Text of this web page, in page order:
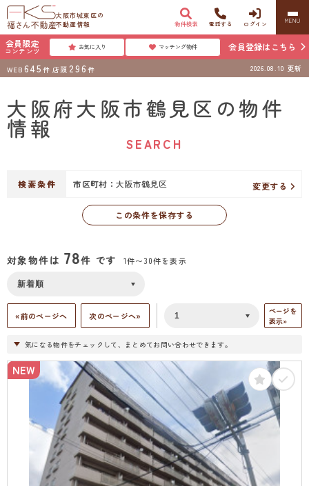
大阪市城東区の
不動産情報
物件検索 電話する ログイン MENU
会員限定
コンテンツ お気に入り マッチング物件 会員登録はこちら
WEB 645 件 店頭 296 件 2026.08.10 更新
大阪府大阪市鶴見区の物件
情報
SEARCH
検索条件 市区町村： 大阪市鶴見区 変更する
この条件を保存する
対象物件は 78件 です 1件〜30件を表示
«前のページへ 次のページへ»
ページを
表示»
気になる物件をチェックして、まとめてお問い合わせできます。
NEW